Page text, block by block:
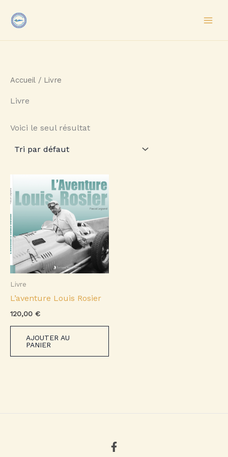
Accueil / Livre
Livre
Voici le seul résultat
Livre
L’aventure Louis Rosier
120,00 €
AJOUTER AU
PANIER